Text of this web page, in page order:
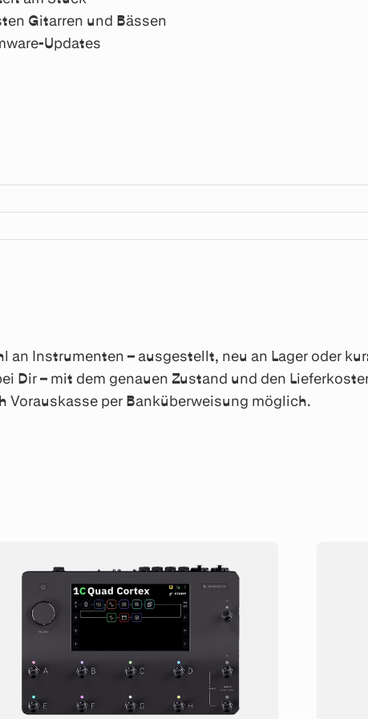
Gitarren und Bässen
Updates
Instrumenten – ausgestellt, neu an Lager oder
Dir – mit dem genauen Zustand und den
Vorauskasse per Banküberweisung möglich.